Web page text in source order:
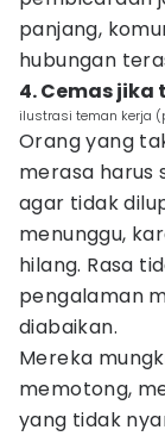
panjang,
hubungan
4. Cemas
ilustrasi teman kerja
Orang yang
merasa harus
agar tidak
menunggu,
hilang. Rasa
pengalaman
diabaikan.
Mereka
memotong,
yang tidak